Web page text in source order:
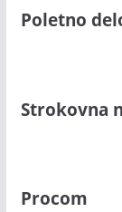
Poletno
Strokovna
Procom